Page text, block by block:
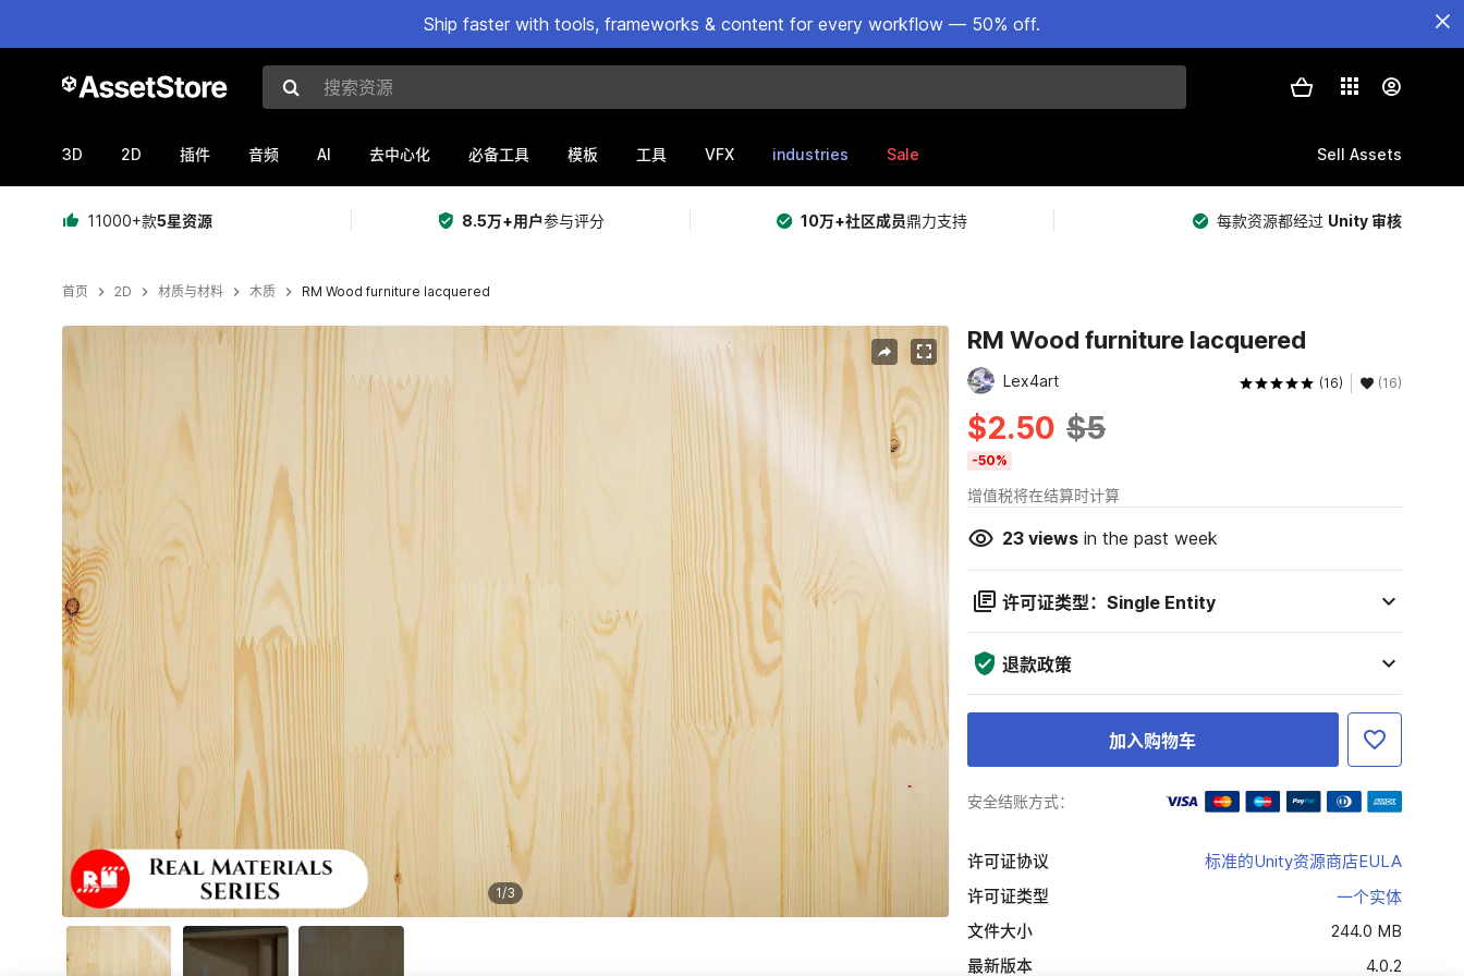
Ship faster with tools, frameworks & content for every workflow — 50% off.
搜索资源
3D 2D 插件 音频 AI 去中心化 必备工具 模板 工具 VFX industries Sale Sell Assets
11000+款5星资源 8.5万+用户参与评分 10万+社区成员鼎力支持 每款资源都经过 Unity 审核
首页 2D 材质与材料 木质 RM Wood furniture lacquered
当前幻灯片：1 / 3
1/3
RM Wood furniture lacquered
Lex4art (16) (16)
$2.50 $5
-50%
增值税将在结算时计算
23viewsin the past week
许可证类型：Single Entity
退款政策
加入购物车
安全结账方式：
许可证协议
标准的Unity资源商店EULA
许可证类型
一个实体
文件大小
244.0 MB
最新版本
4.0.2